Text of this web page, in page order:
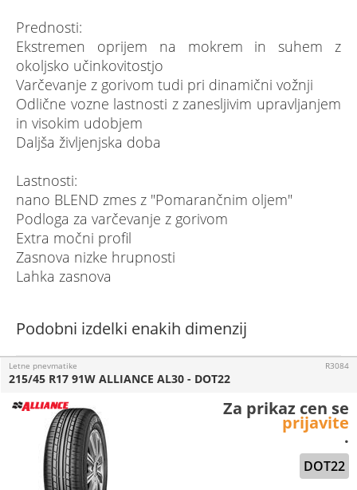
Prednosti:
Ekstremen oprijem na mokrem in suhem z
okoljsko učinkovitostjo
Varčevanje z gorivom tudi pri dinamični vožnji
Odlične vozne lastnosti z zanesljivim upravljanjem
in visokim udobjem
Daljša življenjska doba
Lastnosti:
nano BLEND zmes z "Pomarančnim oljem"
Podloga za varčevanje z gorivom
Extra močni profil
Zasnova nizke hrupnosti
Lahka zasnova
Podobni izdelki enakih dimenzij
Letne pnevmatike
DOT22
215/45 R17 91W ALLIANCE AL30 - DOT22
R3084
Za prikaz cen se
prijavite
.